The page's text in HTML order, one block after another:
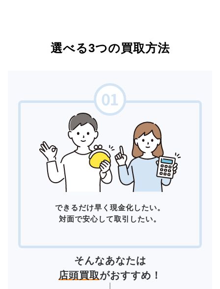
選べる3つの買取方法
できるだけ早く現金化したい。
対面で安心して取引したい。
そんなあなたは
店頭買取がおすすめ！